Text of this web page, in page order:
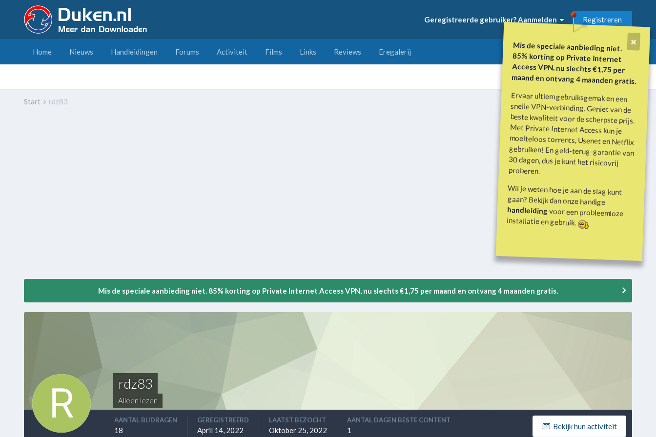
Mis de speciale aanbieding niet.
85% korting op Private Internet
Access VPN, nu slechts €1,75 per
maand en ontvang 4 maanden gratis.
Ervaar ultiem gebruiksgemak en een
snelle VPN-verbinding. Geniet van de
beste kwaliteit voor de scherpste prijs.
Met Private Internet Access kun je
moeiteloos torrents, Usenet en Netflix
gebruiken! En geld-terug-garantie van
30 dagen, dus je kunt het risicovrij
proberen.
Wil je weten hoe je aan de slag kunt
gaan? Bekijk dan onze handige
handleidingvoor een probleemloze
installatie en gebruik.
Geregistreerde gebruiker? Aanmelden Registreren
Home Nieuws Handleidingen Forums Activiteit Films Links Reviews Eregalerij
Alle activiteit
Start rdz83
Mis de speciale aanbieding niet. 85% korting op Private Internet Access VPN, nu slechts €1,75 per maand en ontvang 4 maanden gratis.
rdz83
Alleen lezen
Bekijk hun activiteit
AANTAL BIJDRAGEN
18
GEREGISTREERD
April 14, 2022
LAATST BEZOCHT
Oktober 25, 2022
AANTAL DAGEN BESTE CONTENT
1